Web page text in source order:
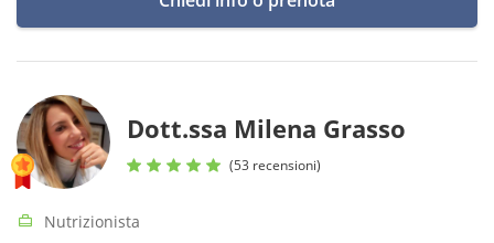
Dott.ssa Milena Grasso
(53 recensioni)
Nutrizionista